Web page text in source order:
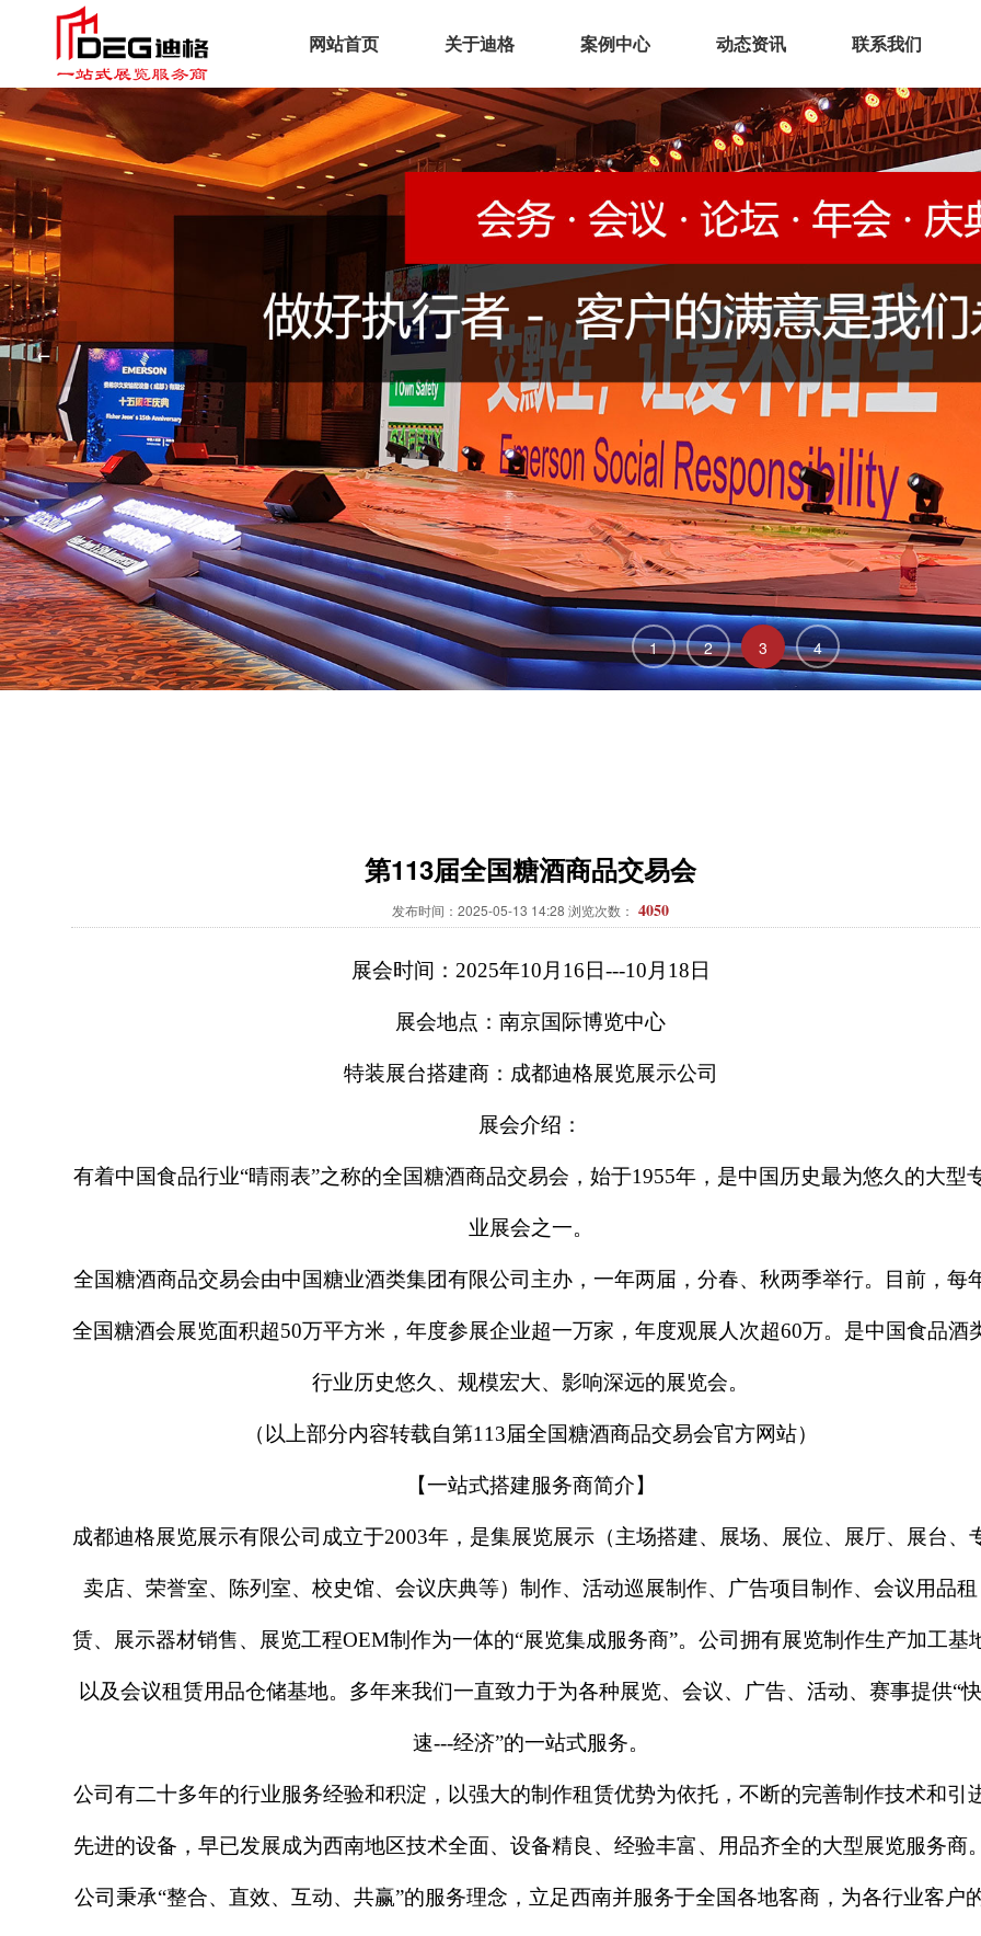
网站首页 关于迪格
企业介绍
文化理念
荣誉资质
工厂实景
服务范围
案例中心
展厅空间
展会展台
会议活动
环保展具
动态资讯 联系我们
1 2 3 4
←
第113届全国糖酒商品交易会
发布时间：2025-05-13 14:28 浏览次数： 4050
展会时间： 2025年10月16日---10月18日
展会地点：南京国际博览中心
特装展台搭建商：成都迪格展览展示公司
展会介绍：
有着中国食品行业“晴雨表”之称的全国糖酒商品交易会，始于1955年，是中国历史最为悠久的大型
业展会之一。
全国糖酒商品交易会由中国糖业酒类集团有限公司主办，一年两届，分春、秋两季举行。目前，每
全国糖酒会展览面积超50万平方米，年度参展企业超一万家，年度观展人次超60万。是中国食品酒
行业历史悠久、规模宏大、影响深远的展览会。
（以上部分内容转载自第113届全国糖酒商品交易会官方网站）
【一站式搭建服务商简介】
成都迪格展览展示有限公司成立于2003年，是集展览展示（主场搭建、展场、展位、展厅、展台、
卖店、荣誉室、陈列室、校史馆、会议庆典等）制作、活动巡展制作、广告项目制作、会议用品租
赁、展示器材销售、展览工程OEM制作为一体的“展览集成服务商”。公司拥有展览制作生产加工基
以及会议租赁用品仓储基地。多年来我们一直致力于为各种展览、会议、广告、活动、赛事提供“快
速---经济”的一站式服务。
公司有二十多年的行业服务经验和积淀，以强大的制作租赁优势为依托，不断的完善制作技术和引
先进的设备，早已发展成为西南地区技术全面、设备精良、经验丰富、用品齐全的大型展览服务商。
公司秉承“整合、直效、互动、共赢”的服务理念，立足西南并服务于全国各地客商，为各行业客户